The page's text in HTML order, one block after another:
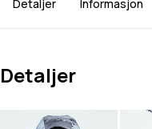
Detaljer Informasjon
Detaljer